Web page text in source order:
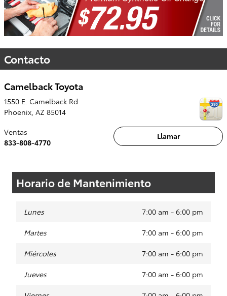
Contacto
Camelback Toyota
1550 E. Camelback Rd
Phoenix, AZ 85014
Llamar
Ventas
833-808-4770
Horario de Mantenimiento
Lunes 7:00 am - 6:00 pm
Martes 7:00 am - 6:00 pm
Miércoles 7:00 am - 6:00 pm
Jueves 7:00 am - 6:00 pm